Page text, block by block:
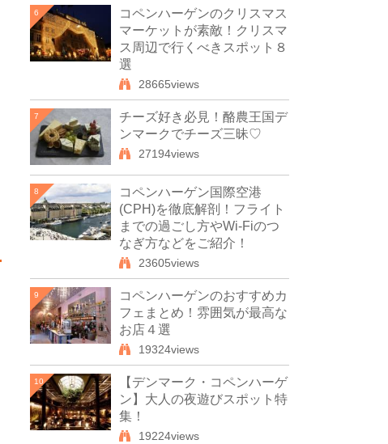
6
コペンハーゲンのクリスマス
マーケットが素敵！クリスマ
ス周辺で行くべきスポット８
選
28665views
7
チーズ好き必見！酪農王国デ
ンマークでチーズ三昧♡
27194views
8
コペンハーゲン国際空港
(CPH)を徹底解剖！フライト
までの過ごし方やWi-Fiのつ
なぎ方などをご紹介！
23605views
9
コペンハーゲンのおすすめカ
フェまとめ！雰囲気が最高な
お店４選
19324views
10
【デンマーク・コペンハーゲ
ン】大人の夜遊びスポット特
集！
19224views